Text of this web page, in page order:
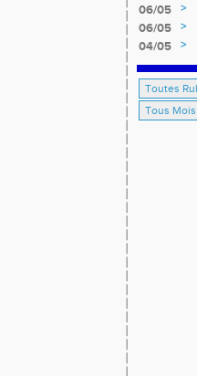
06/05
>
06/05
>
04/05
>